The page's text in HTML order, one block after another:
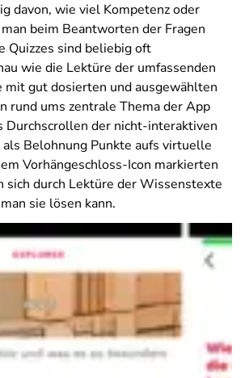
davon, wie viel Kompetenz oder
beim Beantworten der Fragen
Quizzes sind beliebig oft
wie die Lektüre der umfassenden
gut dosierten und ausgewählten
rund ums zentrale Thema der App
Durchscrollen der nicht-interaktiven
Belohnung Punkte aufs virtuelle
Vorhängeschloss-Icon markierten
sich durch Lektüre der Wissenstexte
sie lösen kann.